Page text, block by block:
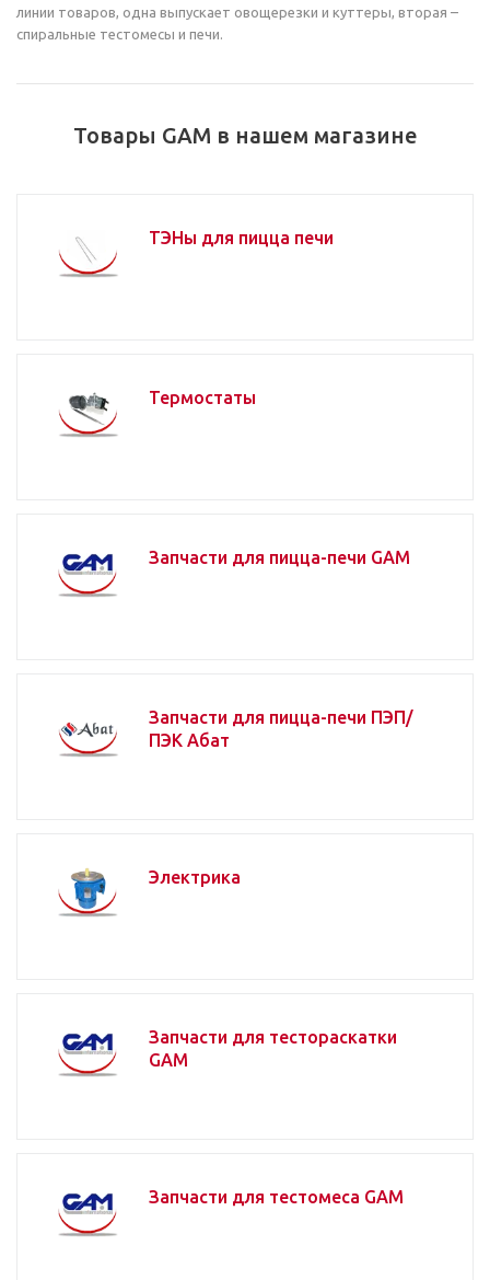
линии товаров, одна выпускает овощерезки и куттеры, вторая –
спиральные тестомесы и печи.
Товары GAM в нашем магазине
ТЭНы для пицца печи
Термостаты
Запчасти для пицца-печи GAM
Запчасти для пицца-печи ПЭП/
ПЭК Абат
Электрика
Запчасти для тестораскатки
GAM
Запчасти для тестомеса GAM